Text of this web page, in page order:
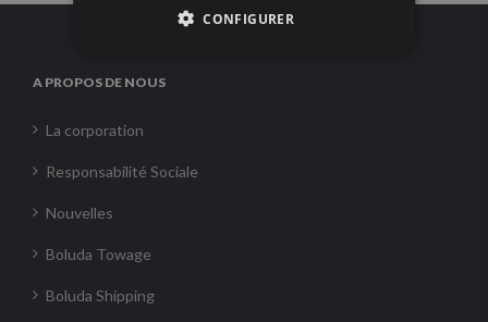
A PROPOS DE NOUS
La corporation
Responsabilité Sociale
Nouvelles
Boluda Towage
Boluda Shipping
CONFIGURER